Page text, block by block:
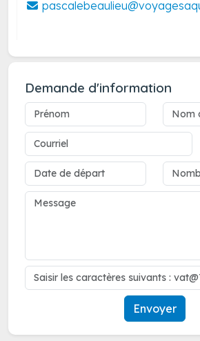
Demande d'information
Envoyer